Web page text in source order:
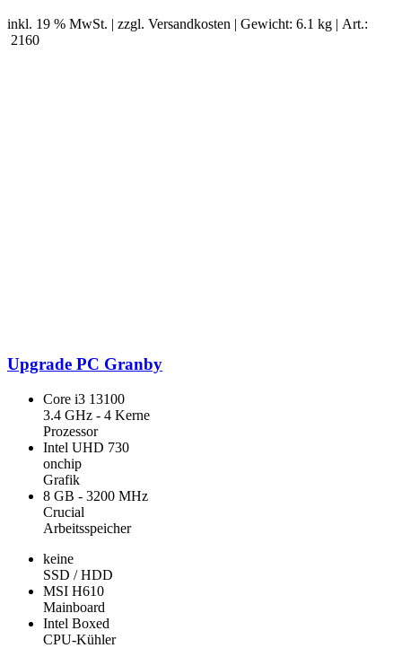
inkl. 19 % MwSt. | zzgl. Versandkosten | Gewicht: 6.1 kg | Art.:
2160
Upgrade PC Granby
Core i3 13100
3.4 GHz - 4 Kerne
Prozessor
Intel UHD 730
onchip
Grafik
8 GB - 3200 MHz
Crucial
Arbeitsspeicher
keine
SSD / HDD
MSI H610
Mainboard
Intel Boxed
CPU-Kühler